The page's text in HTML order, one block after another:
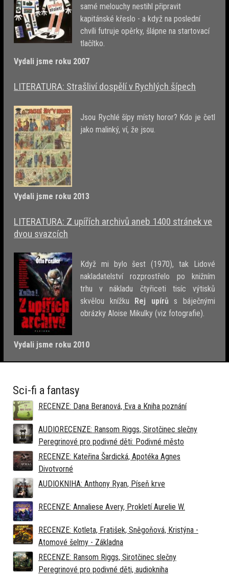
samé melouchy nestihl připravit
kapitánské křeslo - a když na poslední
chvíli futruje opěrky, šlápne na startovací
tlačítko.
Vydali jsme roku 2007
LITERATURA: Strašliví dospělí v Rychlých šípech
Jsou Rychlé šípy místy horor? Kdo je četl
jako malinký, ví, že jsou.
Vydali jsme roku 2013
LITERATURA: Z upířích archivů aneb 1400 stránek ve
dvou svazcích
Když mi bylo šest (1970), tak Lidové
nakladatelství rozprostřelo po knižním
trhu v nákladu čtyřiceti tisíc výtisků
skvělou knížku
Rej upírů s báječnými
obrázky Aloise Mikulky (viz fotografie).
Vydali jsme roku 2010
Sci-fi a fantasy
RECENZE: Dana Beranová, Eva a Kniha poznání
AUDIORECENZE: Ransom Riggs, Sirotčinec slečny
Peregrinové pro podivné děti: Podivné město
RECENZE: Kateřina Šardická, Apotéka Agnes
Divotvorné
AUDIOKNIHA: Anthony Ryan, Píseň krve
RECENZE: Annaliese Avery, Prokletí Aurelie W.
RECENZE: Kotleta, Fratišek, Sněgoňová, Kristýna -
Atomové šelmy - Základna
RECENZE: Ransom Riggs, Sirotčinec slečny
Peregrinové pro podivné děti, audiokniha